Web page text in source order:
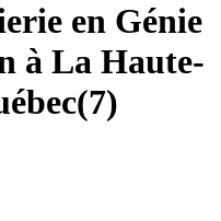
en Génie
à La Haute-
(7)